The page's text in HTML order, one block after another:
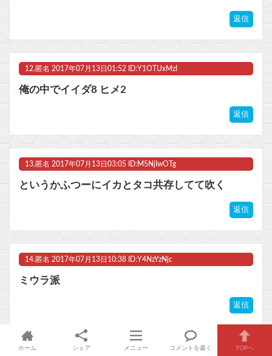
返信
12. 匿名 2017年07月13日01:52 ID:Y1OTUxMzI
俺の中でイイダ8 ヒメ2
返信
13. 匿名 2017年07月13日03:05 ID:M5NjIwOTg
というかふつーにイカとタコ共存してて吹く
返信
14. 匿名 2017年07月13日10:38 ID:Y4NzYzNjc
ミウラ派
返信
ホーム シェア メニュー コメントを書く TOPへ